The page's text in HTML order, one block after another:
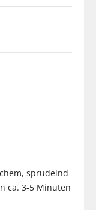
sprudelnd
ca. 3-5 Minuten